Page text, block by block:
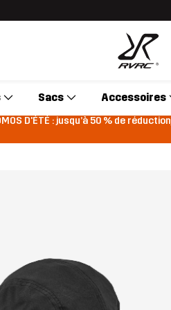
Sacs Accessoires
D'ÉTÉ : jusqu’à 50 % de réduction